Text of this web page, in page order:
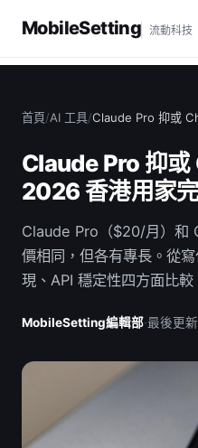
MobileSetting 流動科技
首頁/AI 工具/Claude Pro 抑或
Claude Pro 抑或
2026 香港用家
Claude Pro（$20/月）和
價相同，但各有專長。從
現、API 穩定性四方面比
MobileSetting編輯部·最後更